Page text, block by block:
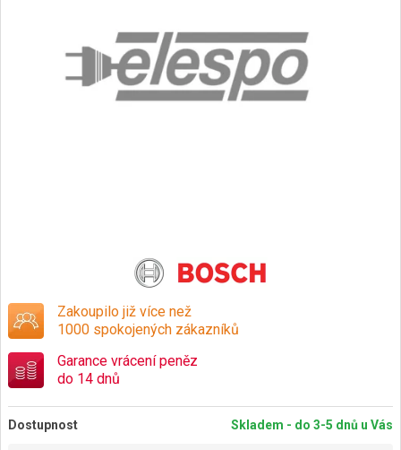
Zakoupilo již více než
1000 spokojených zákazníků
Garance vrácení peněz
do 14 dnů
Dostupnost Skladem - do 3-5 dnů u Vás